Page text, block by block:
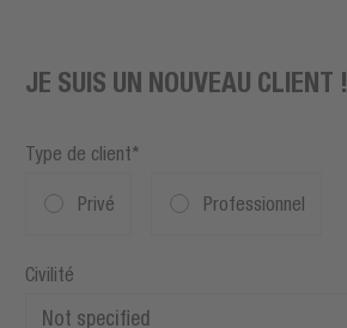
JE SUIS UN NOUVEAU CLIENT !
Type de client*
Privé Professionnel
Civilité